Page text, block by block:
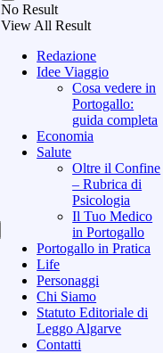
No Result
View All Result
Redazione
Idee Viaggio
Cosa vedere in
Portogallo:
guida completa
Economia
Salute
Oltre il Confine
– Rubrica di
Psicologia
Il Tuo Medico
in Portogallo
Portogallo in Pratica
Life
Personaggi
Chi Siamo
Statuto Editoriale di
Leggo Algarve
Contatti